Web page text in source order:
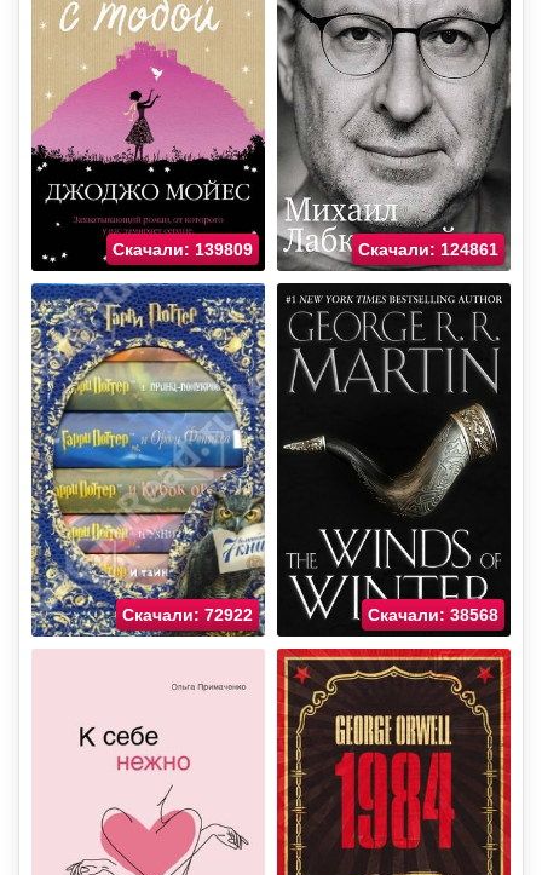
Скачали: 139809 Скачали: 124861
Скачали: 72922 Скачали: 38568